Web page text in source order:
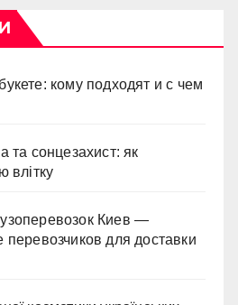
кому подходят и с чем
та сонцезахист: як
влітку
Киев —
для доставки